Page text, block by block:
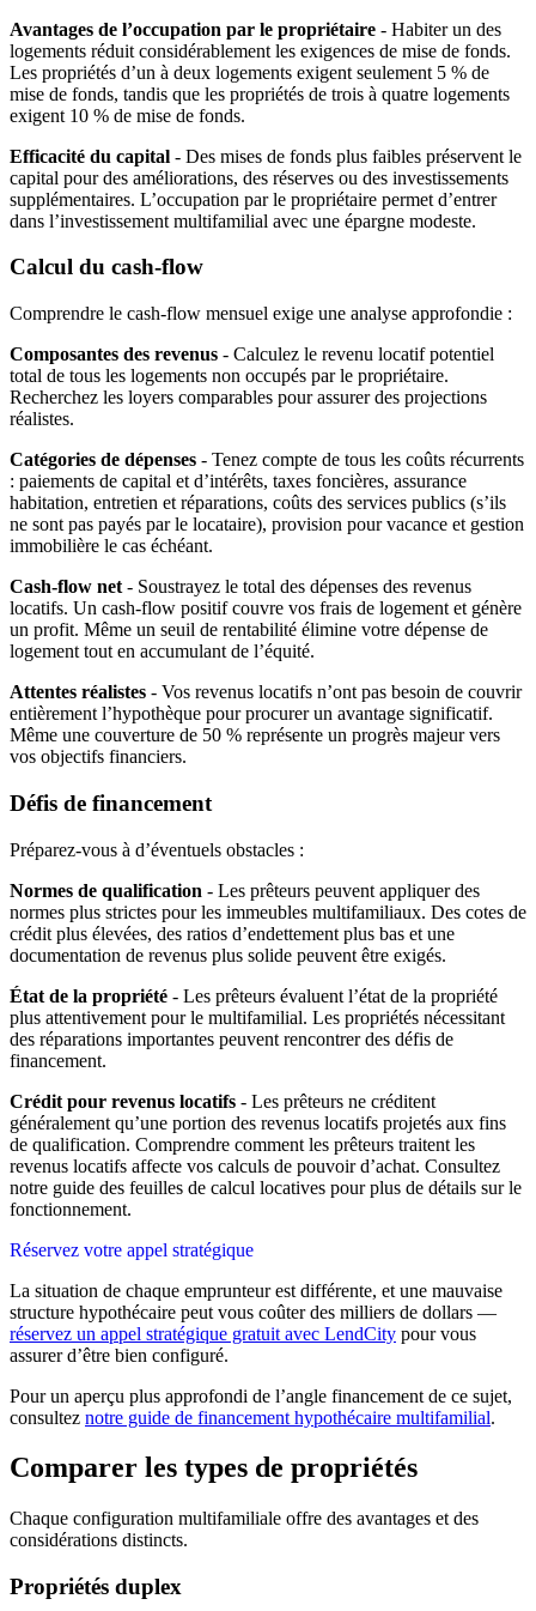
Avantages de l’occupation par le propriétaire - Habiter un des
logements réduit considérablement les exigences de mise de fonds.
Les propriétés d’un à deux logements exigent seulement 5 % de
mise de fonds, tandis que les propriétés de trois à quatre logements
exigent 10 % de mise de fonds.
Efficacité du capital - Des mises de fonds plus faibles préservent le
capital pour des améliorations, des réserves ou des investissements
supplémentaires. L’occupation par le propriétaire permet d’entrer
dans l’investissement multifamilial avec une épargne modeste.
Calcul du cash-flow
Comprendre le cash-flow mensuel exige une analyse approfondie :
Composantes des revenus - Calculez le revenu locatif potentiel
total de tous les logements non occupés par le propriétaire.
Recherchez les loyers comparables pour assurer des projections
réalistes.
Catégories de dépenses - Tenez compte de tous les coûts récurrents
: paiements de capital et d’intérêts, taxes foncières, assurance
habitation, entretien et réparations, coûts des services publics (s’ils
ne sont pas payés par le locataire), provision pour vacance et gestion
immobilière le cas échéant.
Cash-flow net - Soustrayez le total des dépenses des revenus
locatifs. Un cash-flow positif couvre vos frais de logement et génère
un profit. Même un seuil de rentabilité élimine votre dépense de
logement tout en accumulant de l’équité.
Attentes réalistes - Vos revenus locatifs n’ont pas besoin de couvrir
entièrement l’hypothèque pour procurer un avantage significatif.
Même une couverture de 50 % représente un progrès majeur vers
vos objectifs financiers.
Défis de financement
Préparez-vous à d’éventuels obstacles :
Normes de qualification - Les prêteurs peuvent appliquer des
normes plus strictes pour les immeubles multifamiliaux. Des cotes de
crédit plus élevées, des ratios d’endettement plus bas et une
documentation de revenus plus solide peuvent être exigés.
État de la propriété - Les prêteurs évaluent l’état de la propriété
plus attentivement pour le multifamilial. Les propriétés nécessitant
des réparations importantes peuvent rencontrer des défis de
financement.
Crédit pour revenus locatifs - Les prêteurs ne créditent
généralement qu’une portion des revenus locatifs projetés aux fins
de qualification. Comprendre comment les prêteurs traitent les
revenus locatifs affecte vos calculs de pouvoir d’achat. Consultez
notre guide des feuilles de calcul locatives pour plus de détails sur le
fonctionnement.
Réservez votre appel stratégique
La situation de chaque emprunteur est différente, et une mauvaise
structure hypothécaire peut vous coûter des milliers de dollars —
réservez un appel stratégique gratuit avec LendCity pour vous
assurer d’être bien configuré.
Pour un aperçu plus approfondi de l’angle financement de ce sujet,
consultez notre guide de financement hypothécaire multifamilial.
Comparer les types de propriétés
Chaque configuration multifamiliale offre des avantages et des
considérations distincts.
Propriétés duplex